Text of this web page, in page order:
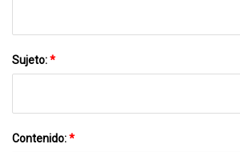
Sujeto:*
Contenido:*